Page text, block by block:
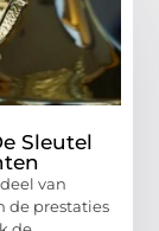
Sleutel
van
de prestaties